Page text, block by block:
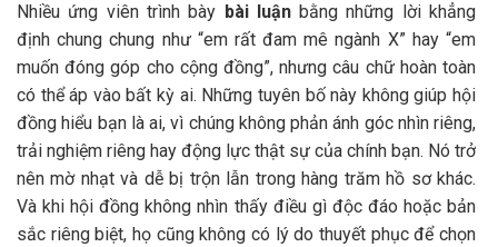
Nhiều ứng viên trình bày bài luậnbằng những lời khẳng
định chung chung như “em rất đam mê ngành X” hay “em
muốn đóng góp cho cộng đồng”, nhưng câu chữ hoàn toàn
có thể áp vào bất kỳ ai. Những tuyên bố này không giúp hội
đồng hiểu bạn là ai, vì chúng không phản ánh góc nhìn riêng,
trải nghiệm riêng hay động lực thật sự của chính bạn. Nó trở
nên mờ nhạt và dễ bị trộn lẫn trong hàng trăm hồ sơ khác.
Và khi hội đồng không nhìn thấy điều gì độc đáo hoặc bản
sắc riêng biệt, họ cũng không có lý do thuyết phục để chọn